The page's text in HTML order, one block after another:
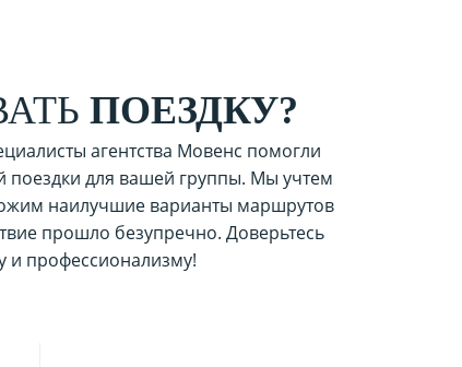
ПОЕЗДКУ?
агентства Мовенс помогли
поездки для вашей группы. Мы учтем
наилучшие варианты маршрутов
прошло безупречно. Доверьтесь
и профессионализму!